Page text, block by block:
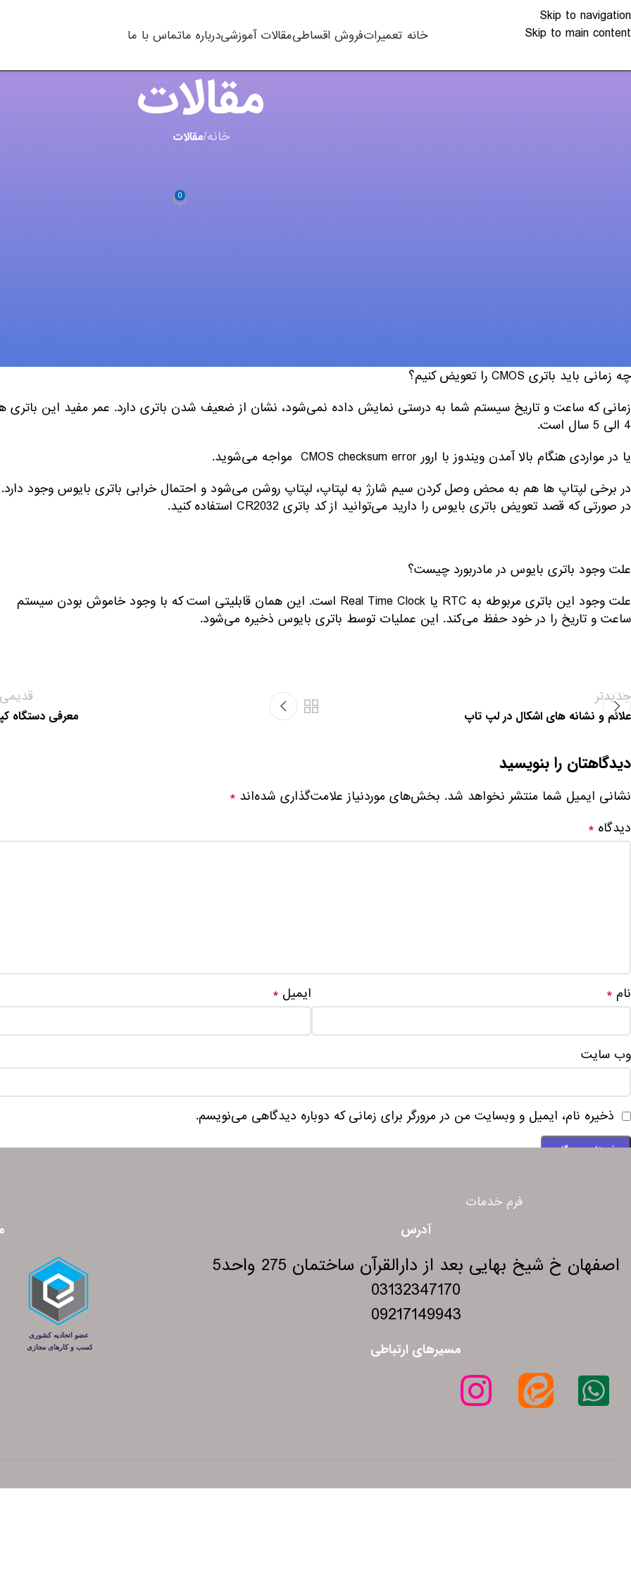
Skip to navigation
Skip to main content
خانه تعمیراتفروش اقساطیمقالات آموزشیدرباره ماتماس با ما
مقالات
خانه/مقالات
0
چه زمانی باید باتری CMOS را تعویض کنیم؟
زمانی که ساعت و تاریخ سیستم شما به درستی نمایش داده نمی‌شود، نشان از ضعیف شدن باتری دارد. عمر مفید این باتری
4 الی 5 سال است.
یا در مواردی هنگام بالا آمدن ویندوز با ارور CMOS checksum error مواجه می‌شوید.
در برخی لپتاپ ها هم به محض وصل کردن سیم شارژ به لپتاپ، لپتاپ روشن می‌شود و احتمال خرابی باتری بایوس وجود دارد.
در صورتی که قصد تعویض باتری بایوس را دارید می‌توانید از کد باتری CR2032 استفاده کنید.
علت وجود باتری بایوس در مادربورد چیست؟
علت وجود این باتری مربوطه به RTC یا Real Time Clock است. این همان قابلیتی است که با وجود خاموش بودن سیستم
ساعت و تاریخ را در خود حفظ می‌کند. این عملیات توسط باتری بایوس ذخیره می‌شود.
جدیدتر
علائم و نشانه های اشکال در لپ تاپ معرفی دستگاه
دیدگاهتان را بنویسید
نشانی ایمیل شما منتشر نخواهد شد. بخش‌های موردنیاز علامت‌گذاری شده‌اند *
دیدگاه *
نام * ایمیل*
وب‌ سایت
ذخیره نام، ایمیل و وبسایت من در مرورگر برای زمانی که دوباره دیدگاهی می‌نویسم.
فرم خدمات
آدرس
اصفهان خ شیخ بهایی بعد از دارالقرآن ساختمان 275 واحد5
03132347170
09217149943
مسیرهای ارتباطی